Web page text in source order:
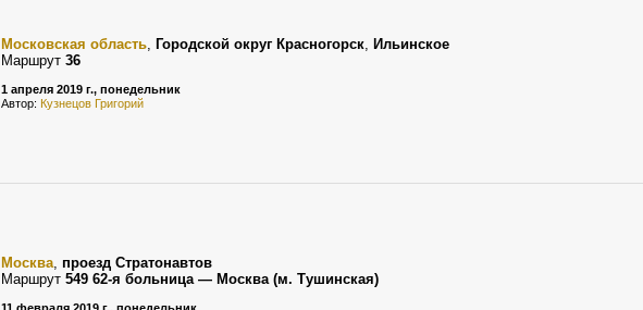
Московская область, Городской округ Красногорск, Ильинское
Маршрут 36
1 апреля 2019 г., понедельник
Автор: Кузнецов Григорий
Москва, проезд Стратонавтов
Маршрут 549 62-я больница — Москва (м. Тушинская)